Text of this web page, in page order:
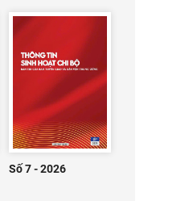
Số 7 - 2026